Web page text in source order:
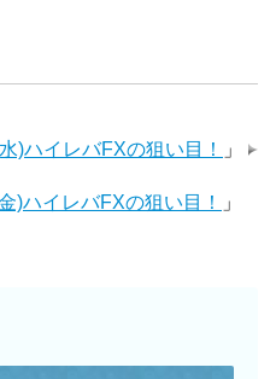
)ハイレバFXの狙い目！ 」
)ハイレバFXの狙い目！ 」